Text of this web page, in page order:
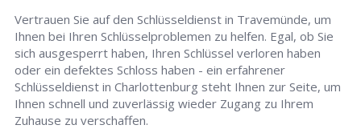
Vertrauen Sie auf den Schlüsseldienst in Travemünde, um
Ihnen bei Ihren Schlüsselproblemen zu helfen. Egal, ob Sie
sich ausgesperrt haben, Ihren Schlüssel verloren haben
oder ein defektes Schloss haben - ein erfahrener
Schlüsseldienst in Charlottenburg steht Ihnen zur Seite, um
Ihnen schnell und zuverlässig wieder Zugang zu Ihrem
Zuhause zu verschaffen.